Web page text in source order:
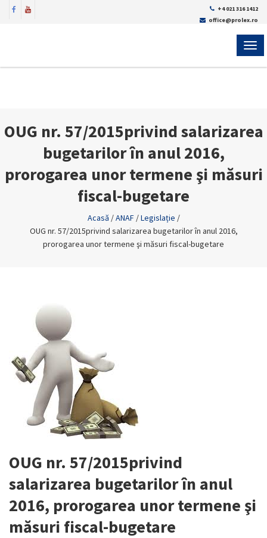
+4 021 316 1412
office@prolex.ro
OUG nr. 57/2015privind salarizarea
bugetarilor în anul 2016,
prorogarea unor termene şi măsuri
fiscal-bugetare
Acasă /ANAF/Legislație /
OUG nr. 57/2015privind salarizarea bugetarilor în anul 2016,
prorogarea unor termene şi măsuri fiscal-bugetare
OUG nr. 57/2015privind
salarizarea bugetarilor în anul
2016, prorogarea unor termene şi
măsuri fiscal-bugetare